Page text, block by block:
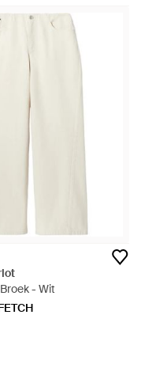
- Wit